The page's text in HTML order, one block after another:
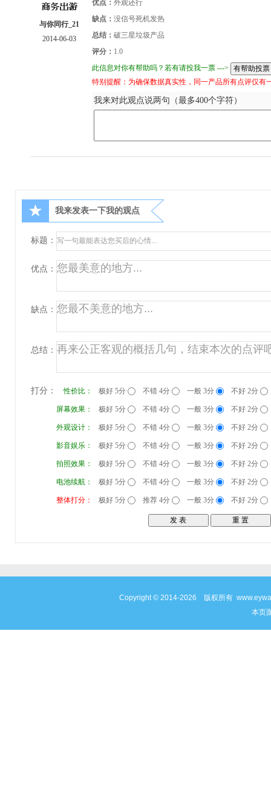
与你同行_21
2014-06-03
优点： 外观还行
缺点： 没信号死机发热
总结： 破三星垃圾产品
评分： 1.0
此信息对你有帮助吗？若有请投我一票 --->
特别提醒：为确保数据真实性，同一产品所有点评仅有
我来对此观点说两句（最多400个字符）
★ 我来发表一下我的观点
标题：
优点：
缺点：
总结：
打分： 性价比： 极好 5分 不错 4分 一般 3分 不好 2分
屏幕效果： 极好 5分 不错 4分 一般 3分 不好 2分
外观设计： 极好 5分 不错 4分 一般 3分 不好 2分
影音娱乐： 极好 5分 不错 4分 一般 3分 不好 2分
拍照效果： 极好 5分 不错 4分 一般 3分 不好 2分
电池续航： 极好 5分 不错 4分 一般 3分 不好 2分
整体打分： 极好 5分 推荐 4分 一般 3分 不好 2分
Copyright © 2014-2026 版权所有
本页